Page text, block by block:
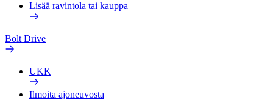
Lisää ravintola tai kauppa
Bolt Drive
UKK
Ilmoita ajoneuvosta